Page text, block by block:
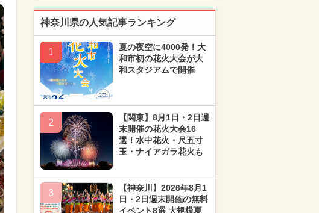
神奈川県の人気記事ランキング
1
夏の夜空に4000発！大
和市初の花火大会が大
和スタジアムで開催
2
【関東】8月1日・2日週
末開催の花火大会16
選！水中花火・尺五寸
玉・ナイアガラ花火も
3
【神奈川】2026年8月1
日・2日週末開催の無料
イベント8選 大規模夏